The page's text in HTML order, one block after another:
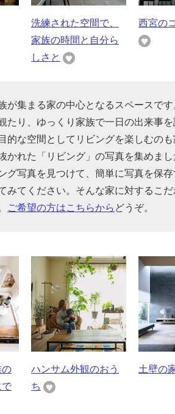
洗練された空間で、
家族の時間と自分ら
しさと
西宮の
が集まる家の中心となるスペースで
たり、ゆっくり家族で一日の出来事
的な空間としてリビングを楽しむの
かれた「リビング」の写真を集めま
グ写真を見つけて、簡単に写真を保
みてください。そんな家に対するこ
ご希望の方はこちらから どうぞ。
の
で
ハンサム外観のおう
ち
土壁の